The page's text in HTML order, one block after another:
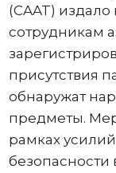
(CAAT)
сотрудникам
присутствия
обнаружат
предметы.
рамках
безопасности